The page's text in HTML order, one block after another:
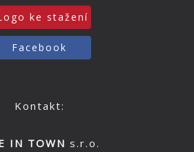
ke stažení
Facebook
Kontakt:
IN TOWN s.r.o.